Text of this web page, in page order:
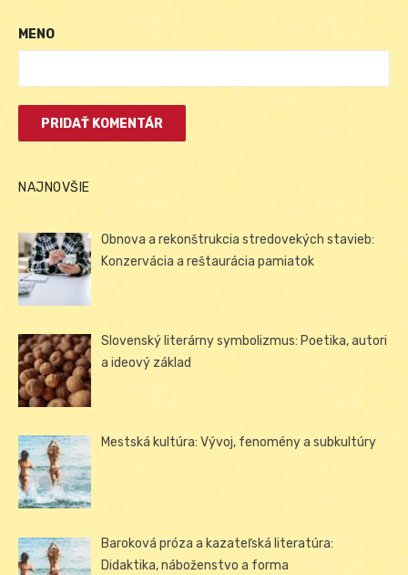
MENO
NAJNOVŠIE
Obnova a rekonštrukcia stredovekých stavieb:
Konzervácia a reštaurácia pamiatok
Slovenský literárny symbolizmus: Poetika, autori
a ideový základ
Mestská kultúra: Vývoj, fenomény a subkultúry
Baroková próza a kazateľská literatúra:
Didaktika, náboženstvo a forma